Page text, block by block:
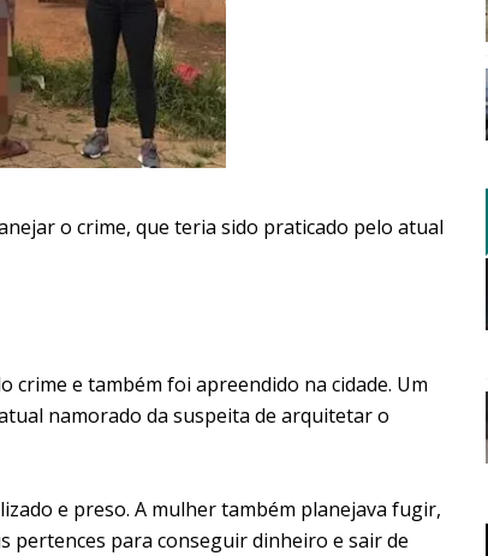
o crime, que teria sido praticado pelo atual
crime e também foi apreendido na cidade. Um
namorado da suspeita de arquitetar o
e preso. A mulher também planejava fugir,
pertences para conseguir dinheiro e sair de